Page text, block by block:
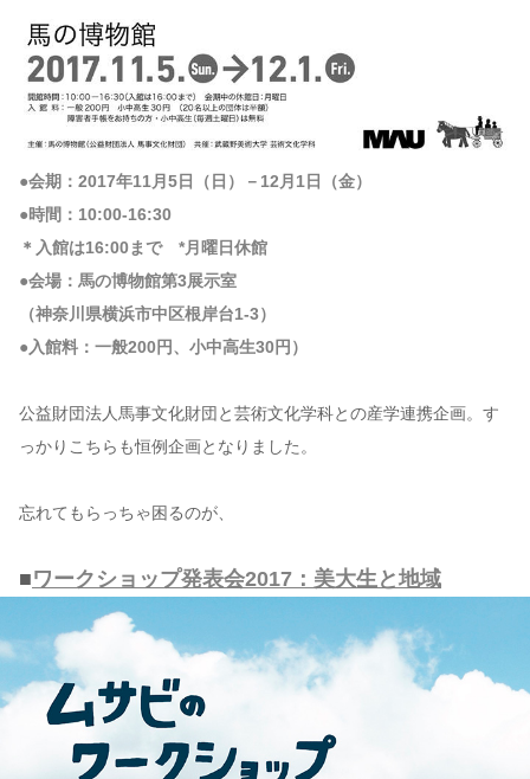
●会期：2017年11月5日（日）－12月1日（金）
●時間：10:00-16:30
＊入館は16:00まで *月曜日休館
●会場：馬の博物館第3展示室
（神奈川県横浜市中区根岸台1-3）
●入館料：一般200円、小中高生30円）
公益財団法人馬事文化財団と芸術文化学科との産学連携企画。す
っかりこちらも恒例企画となりました。
忘れてもらっちゃ困るのが、
■ワークショップ発表会2017：美大生と地域